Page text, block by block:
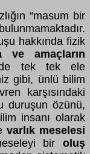
“masum bir
hakkında fizik
ve amaçların
tek tek ele
gibi, ünlü bilim
karşısındaki
duruşun özünü,
insanı olarak
varlık meselesi
bir oluş